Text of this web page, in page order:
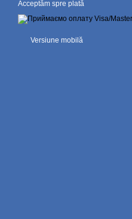
Acceptăm spre plată
Versiune mobilă